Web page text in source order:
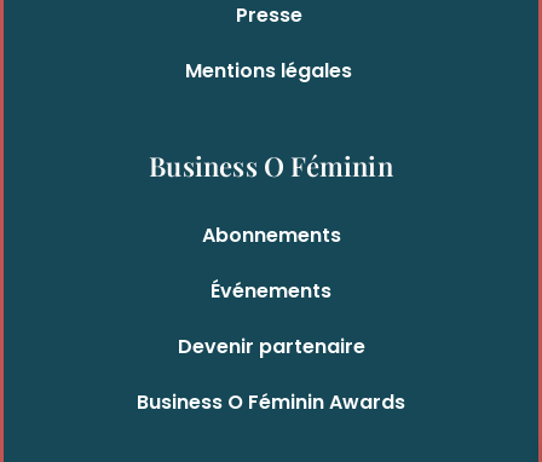
Presse
Mentions légales
Business O Féminin
Abonnements
Événements
Devenir partenaire
Business O Féminin Awards